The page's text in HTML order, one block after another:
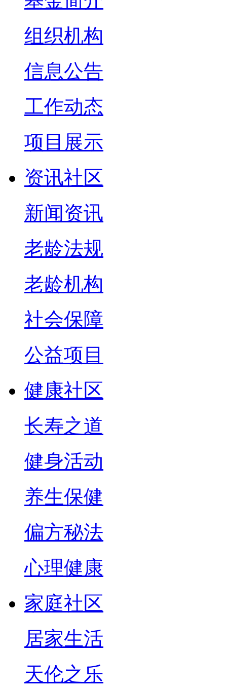
组织机构
信息公告
工作动态
项目展示
资讯社区
新闻资讯
老龄法规
老龄机构
社会保障
公益项目
健康社区
长寿之道
健身活动
养生保健
偏方秘法
心理健康
家庭社区
居家生活
天伦之乐